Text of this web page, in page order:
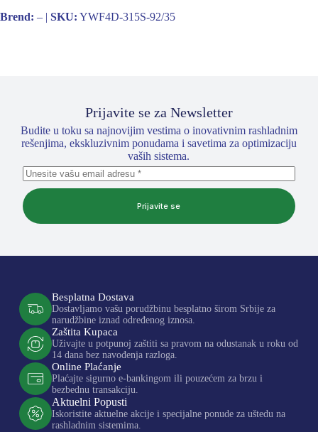
Brend: – | SKU: YWF4D-315S-92/35
Prijavite se za Newsletter
Budite u toku sa najnovijim vestima o inovativnim rashladnim
rešenjima, ekskluzivnim ponudama i savetima za optimizaciju
vaših sistema.
Prijavite se
Besplatna Dostava
Dostavljamo vašu porudžbinu besplatno širom Srbije za
narudžbine iznad određenog iznosa.
Zaštita Kupaca
Uživajte u potpunoj zaštiti sa pravom na odustanak u roku od
14 dana bez navođenja razloga.
Online Plaćanje
Plaćajte sigurno e-bankingom ili pouzećem za brzu i
bezbednu transakciju.
Aktuelni Popusti
Iskoristite aktuelne akcije i specijalne ponude za uštedu na
rashladnim sistemima.